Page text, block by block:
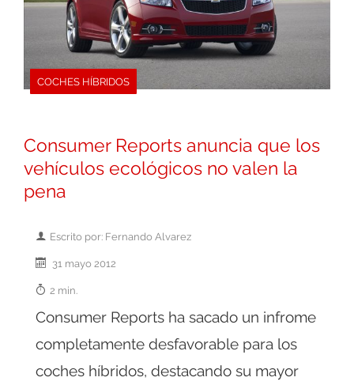
COCHES HÍBRIDOS
Consumer Reports anuncia que los
vehículos ecológicos no valen la
pena
Escrito por: Fernando Alvarez
31 mayo 2012
2 min.
Consumer Reports ha sacado un infrome
completamente desfavorable para los
coches híbridos, destacando su mayor